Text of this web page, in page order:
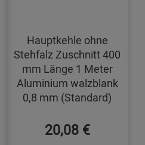
Hauptkehle ohne
Stehfalz Zuschnitt 400
mm Länge 1 Meter
Aluminium walzblank
0,8 mm (Standard)
20,08 €